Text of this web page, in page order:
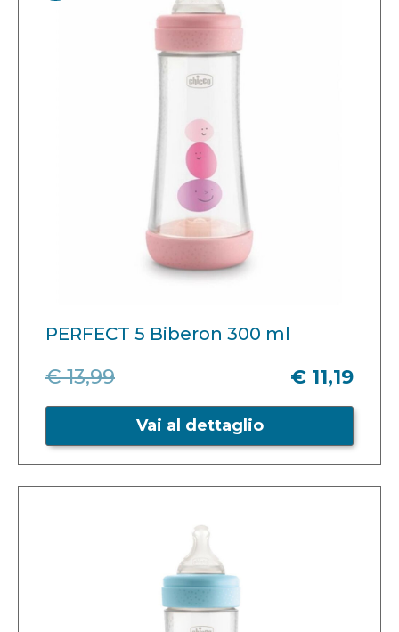
PERFECT 5 Biberon 300 ml
€ 13,99 € 11,19
Vai al dettaglio